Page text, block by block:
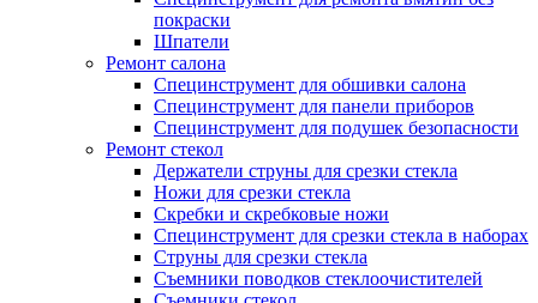
покраски
Шпатели
Ремонт салона
Специнструмент для обшивки салона
Специнструмент для панели приборов
Специнструмент для подушек безопасности
Ремонт стекол
Держатели струны для срезки стекла
Ножи для срезки стекла
Скребки и скребковые ножи
Специнструмент для срезки стекла в наборах
Струны для срезки стекла
Съемники поводков стеклоочистителей